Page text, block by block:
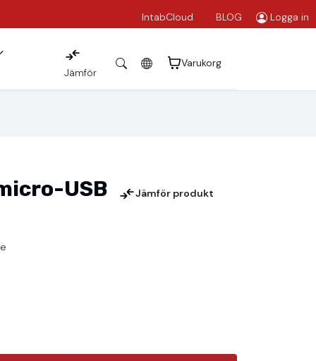
IntabCloud BLOG Logga in
Jämför
Varukorg
USB Jämför produkt